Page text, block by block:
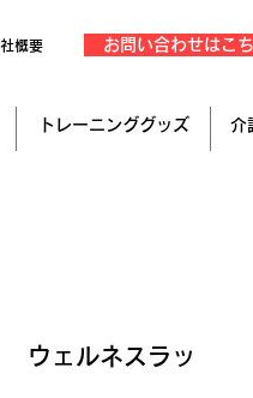
社概要 お問い合わせはこ
トレーニンググッズ 介
ウェルネスラッ